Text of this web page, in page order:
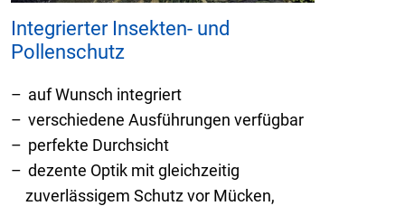
Integrierter Insekten- und
Pollenschutz
auf Wunsch integriert
verschiedene Ausführungen verfügbar
perfekte Durchsicht
dezente Optik mit gleichzeitig
zuverlässigem Schutz vor Mücken,